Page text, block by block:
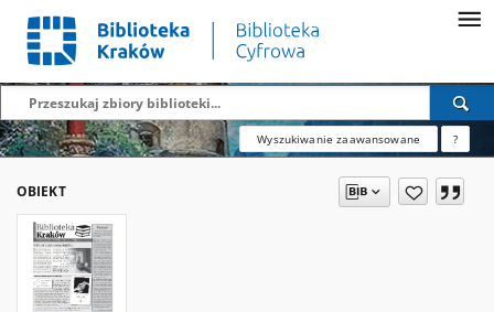
Wyszukiwanie zaawansowane ?
OBIEKT